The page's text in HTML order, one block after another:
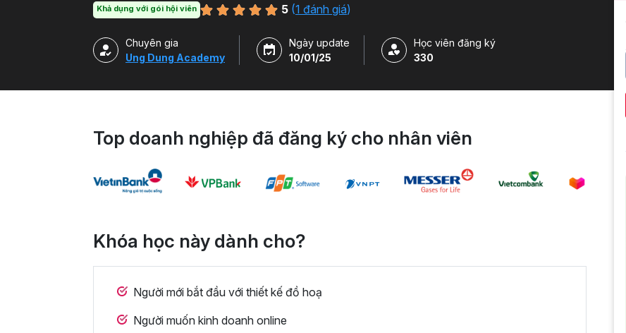
Khả dụng với gói hội viên 5 (1 đánh giá)
Chuyên gia
Ung Dung Academy
Ngày update
10/01/25
Học viên đăng ký
330
Top doanh nghiệp đã đăng ký cho nhân viên
Khóa học này dành cho?
Người mới bắt đầu với thiết kế đồ hoạ
Người muốn kinh doanh online